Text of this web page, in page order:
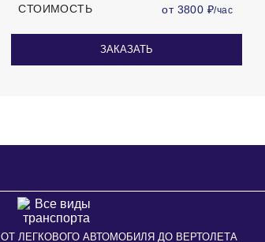
СТОИМОСТЬ
от 3800 ₽/час
ЗАКАЗАТЬ
ОТ ЛЕГКОВОГО АВТОМОБИЛЯ ДО ВЕРТОЛЕТА